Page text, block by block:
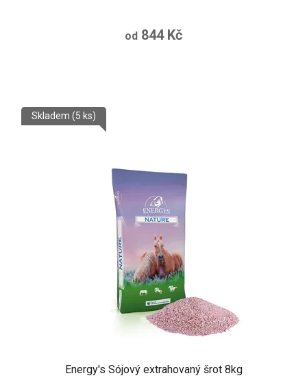
od 844 Kč
Energy's Sójový extrahovaný šrot 8kg
Skladem (5 ks)